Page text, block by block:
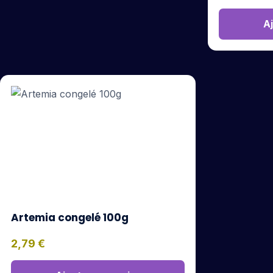
Artemia congelé 100g
2,79 €